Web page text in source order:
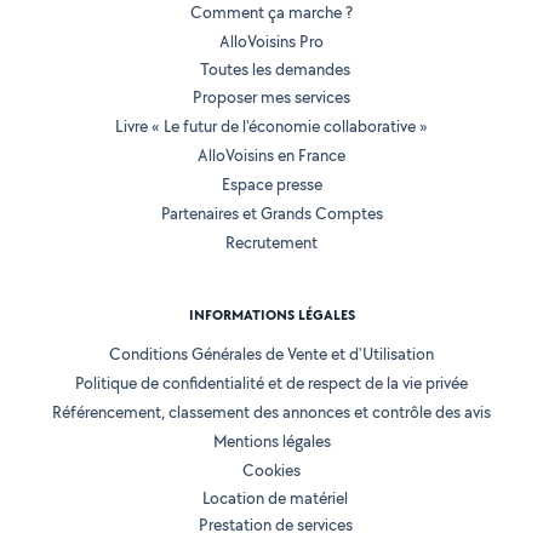
Comment ça marche ?
AlloVoisins Pro
Toutes les demandes
Proposer mes services
Livre « Le futur de l'économie collaborative »
AlloVoisins en France
Espace presse
Partenaires et Grands Comptes
Recrutement
INFORMATIONS LÉGALES
Conditions Générales de Vente et d'Utilisation
Politique de confidentialité et de respect de la vie privée
Référencement, classement des annonces et contrôle des avis
Mentions légales
Cookies
Location de matériel
Prestation de services